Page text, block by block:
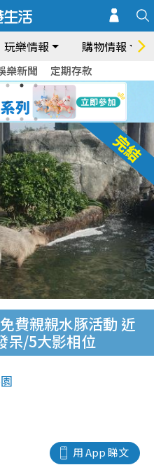
玩樂情報 購物情報
樂新聞 定期存款
費親親水豚活動 近
呆/5大影相位
用 App 睇文